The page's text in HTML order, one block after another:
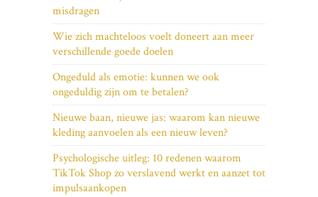
misdragen
Wie zich machteloos voelt doneert aan meer
verschillende goede doelen
Ongeduld als emotie: kunnen we ook
ongeduldig zijn om te betalen?
Nieuwe baan, nieuwe jas: waarom kan nieuwe
kleding aanvoelen als een nieuw leven?
Psychologische uitleg: 10 redenen waarom
TikTok Shop zo verslavend werkt en aanzet tot
impulsaankopen